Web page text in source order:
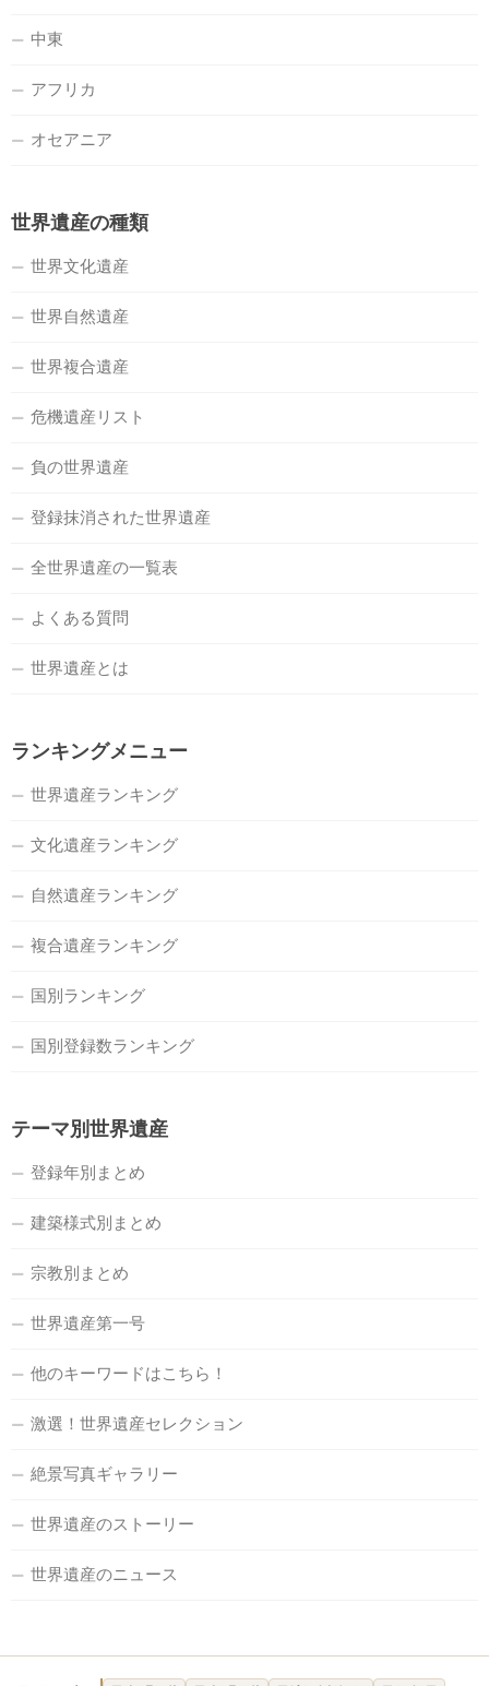
中東
アフリカ
オセアニア
世界遺産の種類
世界文化遺産
世界自然遺産
世界複合遺産
危機遺産リスト
負の世界遺産
登録抹消された世界遺産
全世界遺産の一覧表
よくある質問
世界遺産とは
ランキングメニュー
世界遺産ランキング
文化遺産ランキング
自然遺産ランキング
複合遺産ランキング
国別ランキング
国別登録数ランキング
テーマ別世界遺産
登録年別まとめ
建築様式別まとめ
宗教別まとめ
世界遺産第一号
他のキーワードはこちら！
激選！世界遺産セレクション
絶景写真ギャラリー
世界遺産のストーリー
世界遺産のニュース